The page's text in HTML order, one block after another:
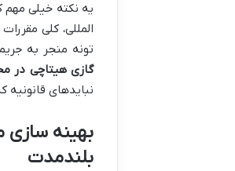
یه نکته خیلی مهم
المللی، کلی
تونه منجر به
گازی هیتاچی در
نبایدهای
بهینه
بلندمدت